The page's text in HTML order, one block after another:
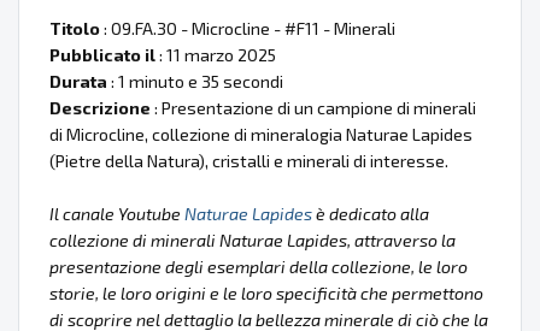
Titolo: 09.FA.30 - Microcline - #F11 - Minerali
Pubblicato il: 11 marzo 2025
Durata : 1 minuto e 35 secondi
Descrizione : Presentazione di un campione di minerali
di Microcline, collezione di mineralogia Naturae Lapides
(Pietre della Natura), cristalli e minerali di interesse.
Il canale Youtube Naturae Lapidesè dedicato alla
collezione di minerali Naturae Lapides, attraverso la
presentazione degli esemplari della collezione, le loro
storie, le loro origini e le loro specificità che permettono
di scoprire nel dettaglio la bellezza minerale di ciò che la